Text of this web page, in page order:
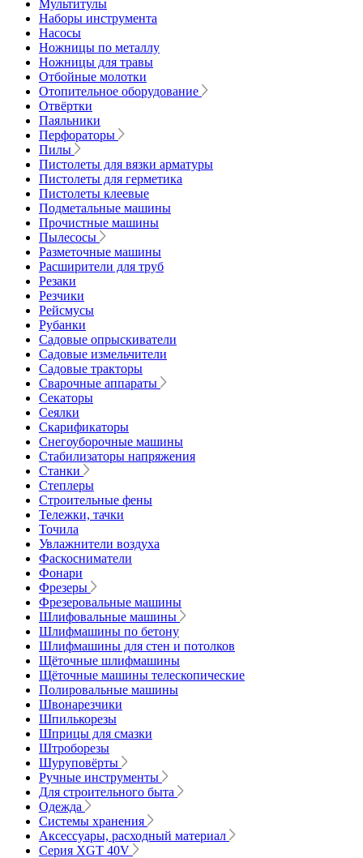
Мультитулы
Наборы инструмента
Насосы
Ножницы по металлу
Ножницы для травы
Отбойные молотки
Отопительное оборудование
Отвёртки
Паяльники
Перфораторы
Пилы
Пистолеты для вязки арматуры
Пистолеты для герметика
Пистолеты клеевые
Подметальные машины
Прочистные машины
Пылесосы
Разметочные машины
Расширители для труб
Резаки
Резчики
Рейсмусы
Рубанки
Садовые опрыскиватели
Садовые измельчители
Садовые тракторы
Сварочные аппараты
Секаторы
Сеялки
Скарификаторы
Снегоуборочные машины
Стабилизаторы напряжения
Станки
Степлеры
Строительные фены
Тележки, тачки
Точила
Увлажнители воздуха
Фаскосниматели
Фонари
Фрезеры
Фрезеровальные машины
Шлифовальные машины
Шлифмашины по бетону
Шлифмашины для стен и потолков
Щёточные шлифмашины
Щёточные машины телескопические
Полировальные машины
Швонарезчики
Шпилькорезы
Шприцы для смазки
Штроборезы
Шуруповёрты
Ручные инструменты
Для строительного быта
Одежда
Системы хранения
Аксессуары, расходный материал
Серия XGT 40V